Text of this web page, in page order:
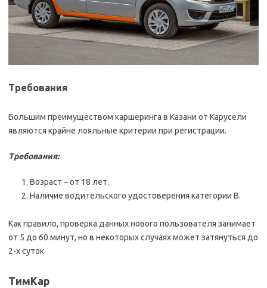
Требования
Большим преимуществом каршеринга в Казани от Карусели
являются крайне лояльные критерии при регистрации.
Требования:
Возраст – от 18 лет.
Наличие водительского удостоверения категории В.
Как правило, проверка данных нового пользователя занимает
от 5 до 60 минут, но в некоторых случаях может затянуться до
2-х суток.
ТимКар